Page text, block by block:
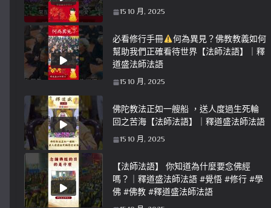
15 10 月, 2025
必看修行手冊
何為異見？佛教教義如何
幫助我們正確看待世界【法師法語】｜釋
道盛法師法語
15 10 月, 2025
佛陀教法正如一艘船 ，送人度過生死輪
回之苦海【法師法語】｜釋道盛法師法語
15 10 月, 2025
【法師法語】 你知道為什麼要念佛經
嗎？｜釋道盛法師法語 #覺悟 #修行 #學
佛 #佛教 #釋道盛法師法語